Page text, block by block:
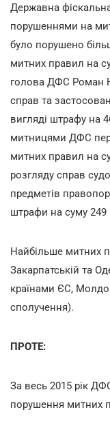
Державна
порушеннями на
було порушено
митних правил на
голова ДФС Роман
справ та
вигляді штрафу на
митницями ДФС
митних правил на
розгляду справ
предметів
штрафи на суму 249
Найбільше митних
Закарпатській та
країнами ЄС,
сполучення).
ПРОТЕ:
За весь 2015 рік
порушення митних